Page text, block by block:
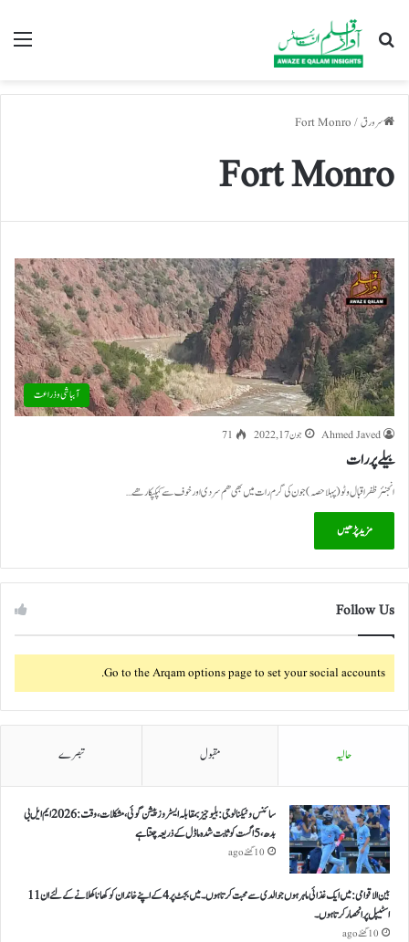
تلاش کریں
سرورق/
Fort Monro
Fort Monro
آبباشی وذراعت
Ahmed Javed جون 17, 2022 71
بیلے پر رات
انجنئر ظفر اقبال وٹو (پہلا حصہ ) جون کی گرم رات میں بھی ھم سردی اور خوف سے کپکپکا رھے…
مزید پڑھیں
Follow Us
Go to the Arqam options page to set your social accounts.
حالیہ مقبول تبصرے
سائنس و ٹیکنالوجی: بلیو جیز بمقابلہ ایسٹروز پیشن گوئی، مشکلات، وقت: 2026 ایم ایل بی
بدھ، 5 اگست کو ثابت شدہ ماڈل کے ذریعہ چنتا ہے
10 گھنٹے ago
بین الاقوامی: میں ایک غذائی ماہر ہوں جو الدی سے محبت کرتا ہوں ۔ میں بجٹ پر 4 کے اپنے خاندان کو کھانا کھلانے کے لئے ان 11
اسٹیپل پر انحصار کرتا ہوں ۔
10 گھنٹے ago